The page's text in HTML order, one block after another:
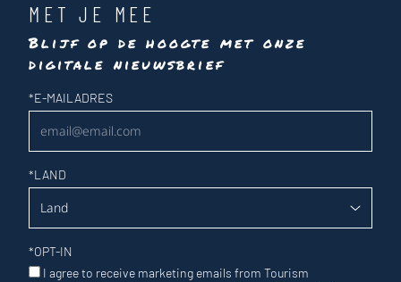
MET JE MEE
Blijf op de hoogte met onze
digitale nieuwsbrief
Nieuwsbrief
*E-MAILADRES
*LAND
*OPT-IN
I agree to receive marketing emails from Tourism